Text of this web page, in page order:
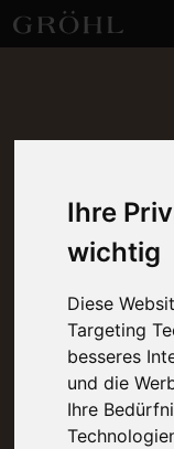
Ihre
wichtig
Diese
Targeting
besseres
und die
Ihre